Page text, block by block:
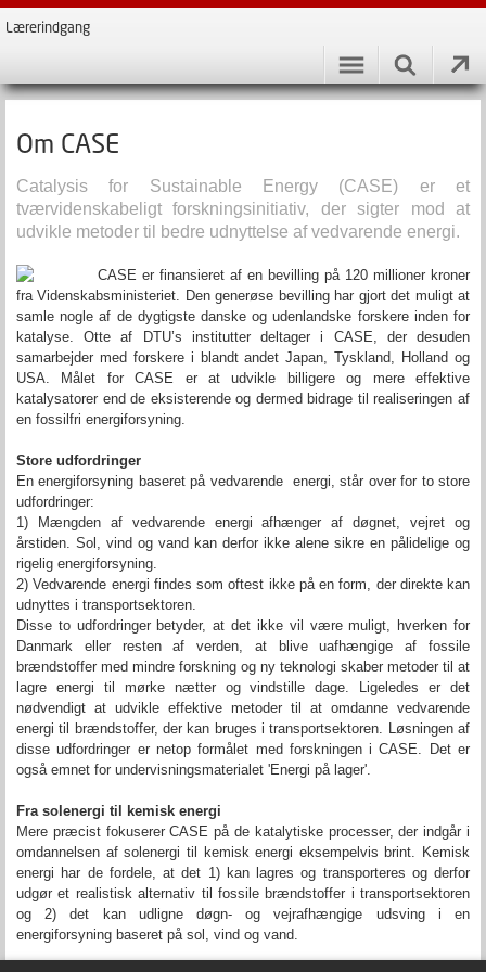
Lærerindgang
Om CASE
Catalysis for Sustainable Energy (CASE) er et
tværvidenskabeligt forskningsinitiativ, der sigter mod at
udvikle metoder til bedre udnyttelse af vedvarende energi.
CASE er finansieret af en bevilling på 120 millioner kroner
fra Videnskabsministeriet. Den generøse bevilling har gjort det muligt at
samle nogle af de dygtigste danske og udenlandske forskere inden for
katalyse. Otte af DTU’s institutter deltager i CASE, der desuden
samarbejder med forskere i blandt andet Japan, Tyskland, Holland og
USA. Målet for CASE er at udvikle billigere og mere effektive
katalysatorer end de eksisterende og dermed bidrage til realiseringen af
en fossilfri energiforsyning.
Store udfordringer
En energiforsyning baseret på vedvarende energi, står over for to store
udfordringer:
1) Mængden af vedvarende energi afhænger af døgnet, vejret og
årstiden. Sol, vind og vand kan derfor ikke alene sikre en pålidelige og
rigelig energiforsyning.
2) Vedvarende energi findes som oftest ikke på en form, der direkte kan
udnyttes i transportsektoren.
Disse to udfordringer betyder, at det ikke vil være muligt, hverken for
Danmark eller resten af verden, at blive uafhængige af fossile
brændstoffer med mindre forskning og ny teknologi skaber metoder til at
lagre energi til mørke nætter og vindstille dage. Ligeledes er det
nødvendigt at udvikle effektive metoder til at omdanne vedvarende
energi til brændstoffer, der kan bruges i transportsektoren. Løsningen af
disse udfordringer er netop formålet med forskningen i CASE. Det er
også emnet for undervisningsmaterialet 'Energi på lager'.
Fra solenergi til kemisk energi
Mere præcist fokuserer CASE på de katalytiske processer, der indgår i
omdannelsen af solenergi til kemisk energi eksempelvis brint. Kemisk
energi har de fordele, at det 1) kan lagres og transporteres og derfor
udgør et realistisk alternativ til fossile brændstoffer i transportsektoren
og 2) det kan udligne døgn- og vejrafhængige udsving i en
energiforsyning baseret på sol, vind og vand.